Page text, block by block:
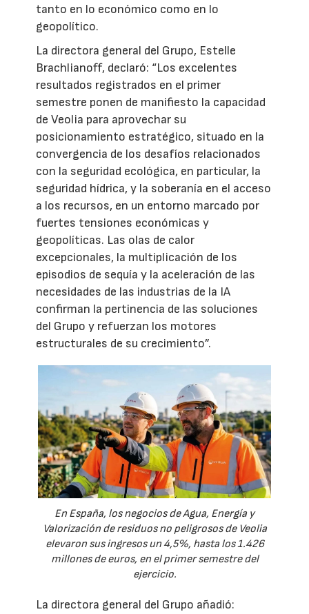
tanto en lo económico como en lo
geopolítico.
La directora general del Grupo, Estelle
Brachlianoff, declaró: “Los excelentes
resultados registrados en el primer
semestre ponen de manifiesto la capacidad
de Veolia para aprovechar su
posicionamiento estratégico, situado en la
convergencia de los desafíos relacionados
con la seguridad ecológica, en particular, la
seguridad hídrica, y la soberanía en el acceso
a los recursos, en un entorno marcado por
fuertes tensiones económicas y
geopolíticas. Las olas de calor
excepcionales, la multiplicación de los
episodios de sequía y la aceleración de las
necesidades de las industrias de la IA
confirman la pertinencia de las soluciones
del Grupo y refuerzan los motores
estructurales de su crecimiento”.
En España, los negocios de Agua, Energía y
Valorización de residuos no peligrosos de Veolia
elevaron sus ingresos un 4,5%, hasta los 1.426
millones de euros, en el primer semestre del
ejercicio.
La directora general del Grupo añadió: